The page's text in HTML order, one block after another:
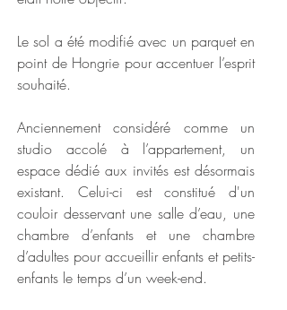
Le sol a été modifié avec un parquet en
point de Hongrie pour accentuer l’esprit
souhaité.
Anciennement considéré comme un
studio accolé à l’appartement, un
espace dédié aux invités est désormais
existant. Celui-ci est constitué d'un
couloir desservant une salle d’eau, une
chambre d’enfants et une chambre
d’adultes pour accueillir enfants et petits-
enfants le temps d’un week-end.